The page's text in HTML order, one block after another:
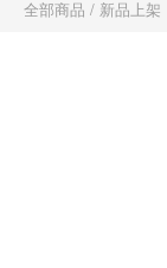
全部商品 / 新品上架